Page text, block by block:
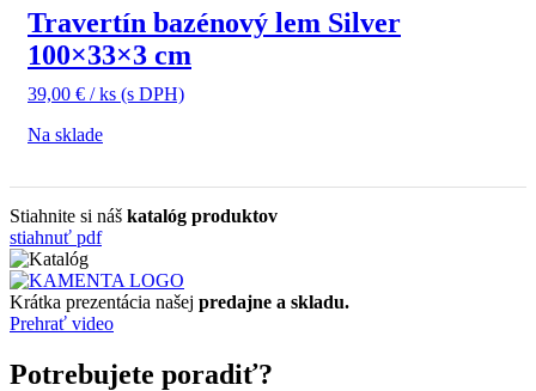
Travertín bazénový lem Silver
100×33×3 cm
39,00 € / ks (s DPH)
Na sklade
Stiahnite si náš katalóg produktov
stiahnuť pdf
Krátka prezentácia našej predajne a skladu.
Prehrať video
Potrebujete poradiť?